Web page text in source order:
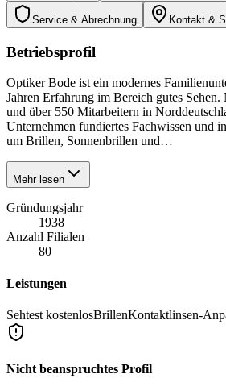
Service & Abrechnung Kontakt &
Betriebsprofil
Optiker Bode ist ein modernes
Jahren Erfahrung im Bereich gutes
und über 550 Mitarbeitern in
Unternehmen fundiertes Fachwissen und
um Brillen, Sonnenbrillen und…
Mehr lesen
Gründungsjahr
1938
Anzahl Filialen
80
Leistungen
Sehtest kostenlosBrillenKontaktlinsen-
Nicht beanspruchtes Profil